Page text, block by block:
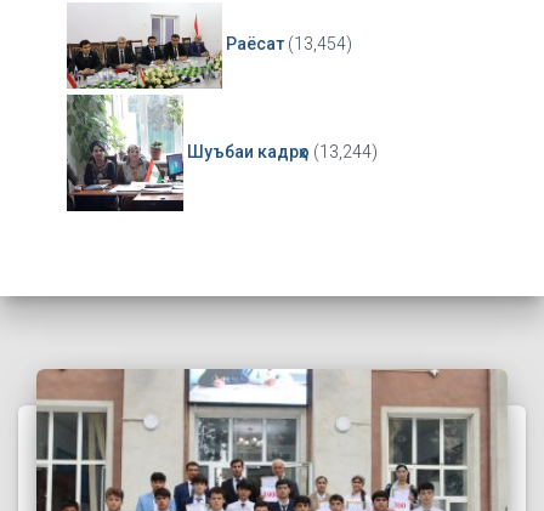
Раёсат (13,454)
Шуъбаи кадрҳо (13,244)